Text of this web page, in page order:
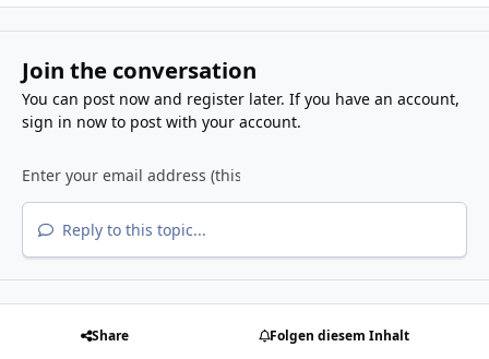
Join the conversation
You can post now and register later. If you have an account,
sign in nowto post with your account.
Reply to this topic...
Share Folgen diesem Inhalt